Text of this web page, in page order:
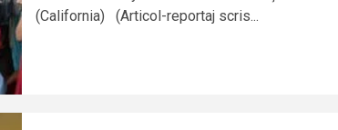
(California) (Articol-reportaj scris...